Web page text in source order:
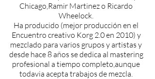
Chicago,Ramir Martinez o Ricardo
Wheelock.
Ha producido (mejor producción en el
Encuentro creativo Korg 2.0 en 2010) y
mezclado para varios grupos y artistas y
desde hace 8 años se dedica al mastering
profesional a tiempo completo,aunque
todavia acepta trabajos de mezcla.